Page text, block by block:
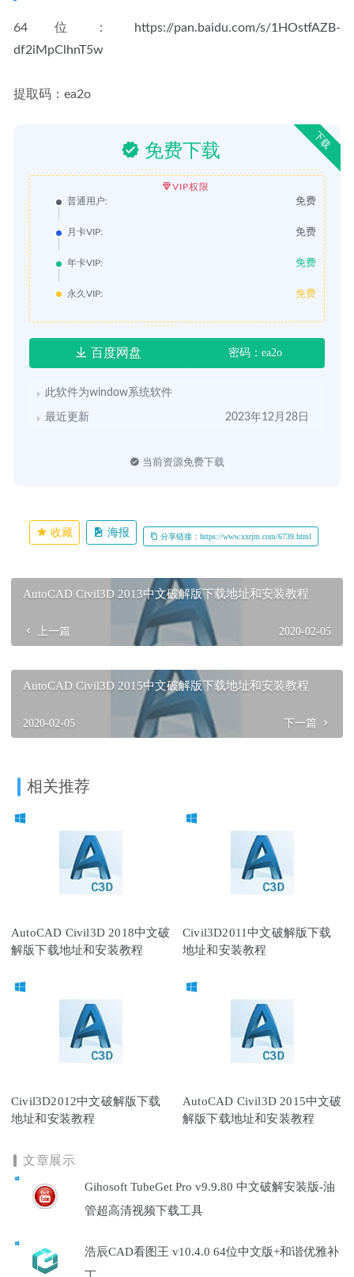
64位： https://pan.baidu.com/s/1HOstfAZB-
df2iMpClhnT5w
提取码：ea2o
下载
免费下载
VIP权限
普通用户:
免费
月卡VIP: 免费
年卡VIP: 免费
永久VIP: 免费
百度网盘 密码：ea2o
此软件为window系统软件
最近更新 2023年12月28日
当前资源免费下载
收藏 海报 分享链接：https://www.xxrjm.com/6739.html
AutoCAD Civil3D 2013中文破解版下载地址和安装教程
上一篇 2020-02-05
AutoCAD Civil3D 2015中文破解版下载地址和安装教程
2020-02-05 下一篇
相关推荐
AutoCAD Civil3D 2018中文破
解版下载地址和安装教程
Civil3D2011中文破解版下载
地址和安装教程
Civil3D2012中文破解版下载
地址和安装教程
AutoCAD Civil3D 2015中文破
解版下载地址和安装教程
文章展示
Gihosoft TubeGet Pro v9.9.80 中文破解安装版-油
管超高清视频下载工具
浩辰CAD看图王 v10.4.0 64位中文版+和谐优雅补